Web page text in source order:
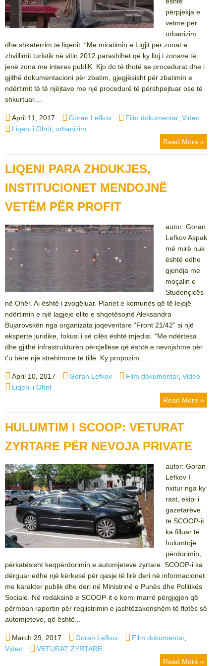
përpjekja e
vetme për
urbanizim
dhe shkatërrim të liqenit. “Me miratimin e Ligjit për zonat e
zhvillimit turistik në vitin 2012 parashihet që ky lloj i zonave të
jenë zona me interes publiK. Kjo do të thotë se procedurat dhe i
gjithë dokumentacioni për zbatim, gjegjësisht për zbatimin e
ndërtimit të të njëjtave me një procedurë të përshpejtuar ose të
shkurtuar....
Posted
on
April 11, 2017 Author
Goran Lefkov Categories
Film dokumentar, Video
Tags
Liqeni i Ohrit urbanizim
Read More »
LIQENI PARA ZHDUKJES,
INSTITUCIONET MENDOJNË
VETËM PËR PROFIT
autor: Goran
Lefkov Aspak
më mirë nuk
është edhe
gjendja me
moçalin e
Studençicës
në Ohër. Ai është i zvogëluar. Planet e komunës që të lejojë
ndërtimin e një lagjeje elite e shqetësojnë Aleksandra
Bujarovskën nga organizata joqeveritare “Front 21/42” si një
eksperte juridike, fokusi i së cilës është mjedisi. “Me ndërtesa
dhe gjithë infrastrukturën përcjellëse që është e nevojshme për
t’u bërë një strehimore të tillë. Ky propozim...
Posted
on
April 10, 2017 Author
Goran Lefkov Categories
Film dokumentar, Video
Tags
Liqeni i Ohrit
Read More »
HULUMTIM I SCOOP: VETURAT
ZYRTARE PËR NEVOJA PRIVATE
autor: Goran
Lefkov I
nxitur nga ky
rast, ekipi i
gazetarëve
të SCOOP-it
ka filluar të
hulumtojë
përdorimin,
përkatësisht keqpërdorimin e automjeteve zyrtare. SCOOP-i ka
dërguar edhe një kërkesë për qasje të lirë deri në informacionet
me karakter publik dhe deri në Ministrinë e Punës dhe Politikës
Sociale. Në redaksinë e SCOOP-it e kemi marrë përgjigjen që
përmban raportin për regjistrimin e jashtëzakonshëm të flotës së
automjeteve, që është...
Posted
on
March 29, 2017 Author
Goran Lefkov Categories
Film dokumentar,
Video
Tags
VETURAT ZYRTARE
Read More »